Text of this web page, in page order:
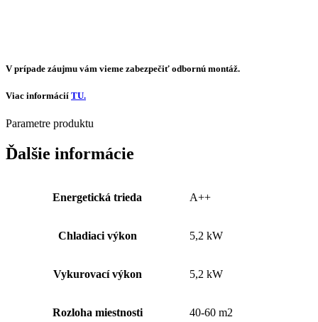
V prípade záujmu vám vieme zabezpečiť odbornú montáž.
Viac informácií TU.
Parametre produktu
Ďalšie informácie
Energetická trieda A++
Chladiaci výkon 5,2 kW
Vykurovací výkon 5,2 kW
Rozloha miestnosti 40-60 m2